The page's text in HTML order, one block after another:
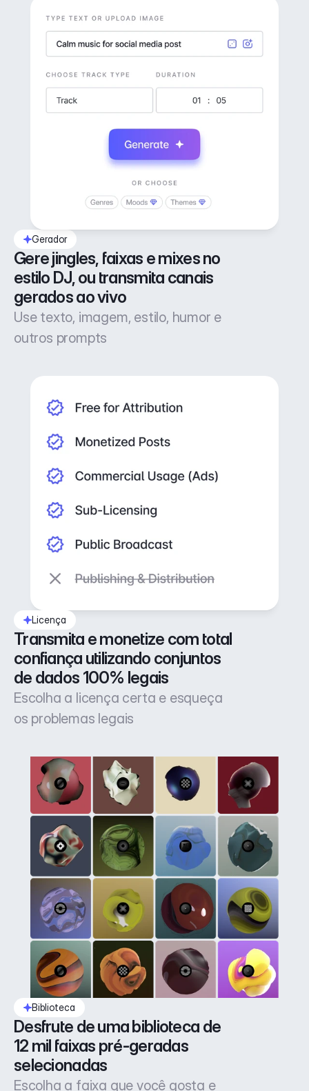
Gerador
Gere jingles, faixas e mixes no
estilo DJ, ou transmita canais
gerados ao vivo
Use texto, imagem, estilo, humor e
outros prompts
Licença
Transmita e monetize com total
confiança utilizando conjuntos
de dados 100% legais
Escolha a licença certa e esqueça
os problemas legais
Biblioteca
Desfrute de uma biblioteca de
12 mil faixas pré-geradas
selecionadas
Escolha a faixa que você gosta e